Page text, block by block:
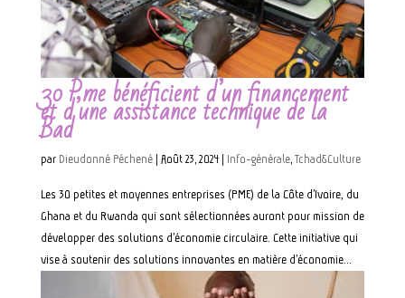
30 Pme bénéficient d’un financement
et d’une assistance technique de la
Bad
par Dieudonné Péchené| Août 23, 2024| Info-générale, Tchad&Culture
Les 30 petites et moyennes entreprises (PME) de la Côte d’Ivoire, du
Ghana et du Rwanda qui sont sélectionnées auront pour mission de
développer des solutions d’économie circulaire. Cette initiative qui
vise à soutenir des solutions innovantes en matière d’économie...